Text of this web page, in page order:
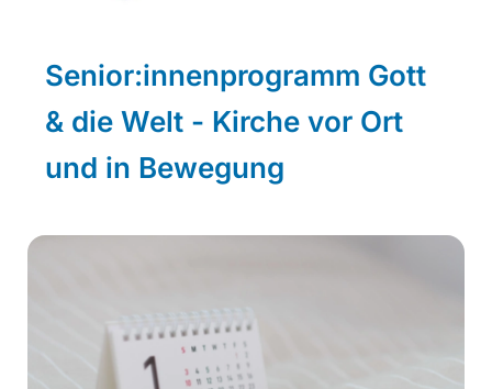
Senior:innenprogramm Gott
& die Welt - Kirche vor Ort
und in Bewegung